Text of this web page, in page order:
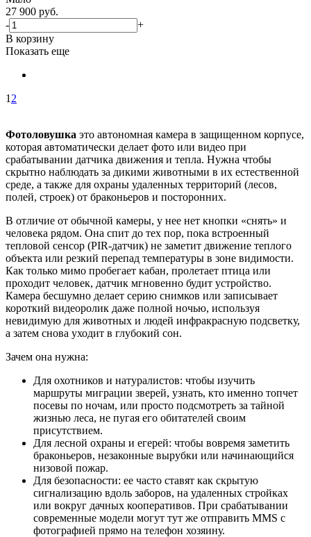
27 900 руб.
-
+
В корзину
Показать еще
1 2
Фотоловушка это автономная камера в защищенном корпусе,
которая автоматически делает фото или видео при
срабатывании датчика движения и тепла. Нужна чтобы
скрытно наблюдать за дикими животными в их естественной
среде, а также для охраны удаленных территорий (лесов,
полей, строек) от браконьеров и посторонних.
В отличие от обычной камеры, у нее нет кнопки «снять» и
человека рядом. Она спит до тех пор, пока встроенный
тепловой сенсор (PIR-датчик) не заметит движение теплого
объекта или резкий перепад температуры в зоне видимости.
Как только мимо пробегает кабан, пролетает птица или
проходит человек, датчик мгновенно будит устройство.
Камера бесшумно делает серию снимков или записывает
короткий видеоролик даже полной ночью, используя
невидимую для животных и людей инфракрасную подсветку,
а затем снова уходит в глубокий сон.
Зачем она нужна:
Для охотников и натуралистов: чтобы изучить
маршруты миграции зверей, узнать, кто именно топчет
посевы по ночам, или просто подсмотреть за тайной
жизнью леса, не пугая его обитателей своим
присутствием.
Для лесной охраны и егерей: чтобы вовремя заметить
браконьеров, незаконные вырубки или начинающийся
низовой пожар.
Для безопасности: ее часто ставят как скрытую
сигнализацию вдоль заборов, на удаленных стройках
или вокруг дачных кооперативов. При срабатывании
современные модели могут тут же отправить MMS с
фотографией прямо на телефон хозяину.